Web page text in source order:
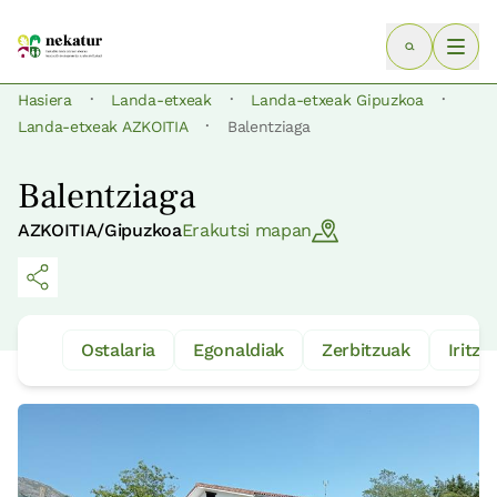
Hasiera · Landa-etxeak · Landa-etxeak Gipuzkoa ·
Landa-etxeak AZKOITIA · Balentziaga
Balentziaga
AZKOITIA/GipuzkoaErakutsi mapan
Ostalaria Egonaldiak Zerbitzuak